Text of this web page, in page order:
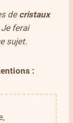
de cristaux
ferai
sujet.
: